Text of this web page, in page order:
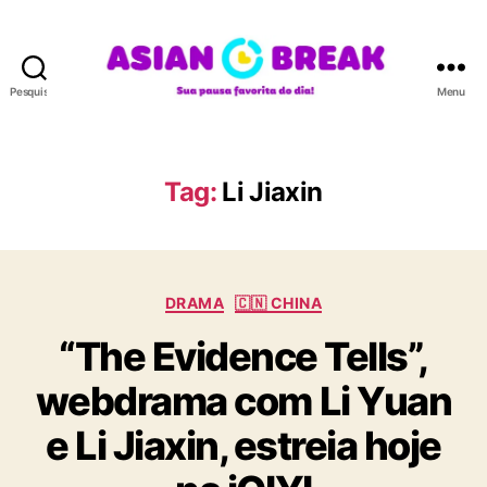
Pesquisar
A
N
R
A
Menu
Tag: Li Jiaxin
C
t
e
g
o
r
i
DRAMA 🇨🇳 CHINA
“The Evidence Tells”,
webdrama com Li Yuan
e Li Jiaxin, estreia hoje